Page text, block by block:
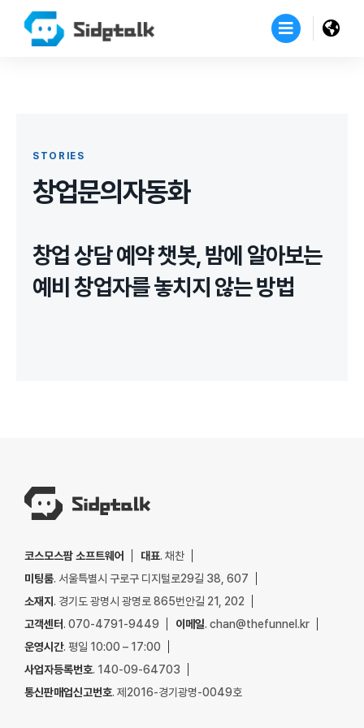
STORIES
창업문의자동화
창업 상담 예약 챗봇, 밤에 알아보는
예비 창업자를 놓치지 않는 방법
코스모스팜 소프트웨어 대표. 채찬
미팅룸. 서울특별시 구로구 디지털로29길 38, 607
소재지. 경기도 광명시 광명로 865번안길 21, 202
고객센터. 070-4791-9449 이메일. chan@thefunnel.kr
운영시간. 평일 10:00 – 17:00
사업자등록번호. 140-09-64703
통신판매업신고번호. 제2016-경기광명-0049호